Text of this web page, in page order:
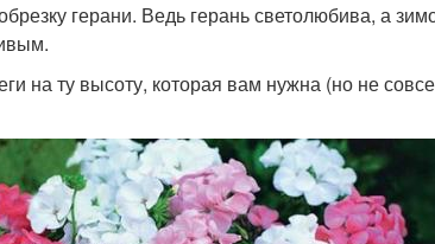
герани. Ведь герань светолюбива, а
на ту высоту, которая вам нужна (но не